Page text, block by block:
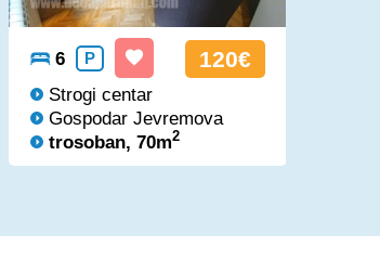
6 P 120€
Strogi centar
Gospodar Jevremova
trosoban, 70m2